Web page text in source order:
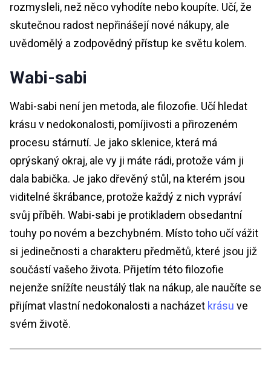
rozmysleli, než něco vyhodíte nebo koupíte. Učí, že
skutečnou radost nepřinášejí nové nákupy, ale
uvědomělý a zodpovědný přístup ke světu kolem.
Wabi-sabi
Wabi-sabi není jen metoda, ale filozofie. Učí hledat
krásu v nedokonalosti, pomíjivosti a přirozeném
procesu stárnutí. Je jako sklenice, která má
oprýskaný okraj, ale vy ji máte rádi, protože vám ji
dala babička. Je jako dřevěný stůl, na kterém jsou
viditelné škrábance, protože každý z nich vypráví
svůj příběh. Wabi-sabi je protikladem obsedantní
touhy po novém a bezchybném. Místo toho učí vážit
si jedinečnosti a charakteru předmětů, které jsou již
součástí vašeho života. Přijetím této filozofie
nejenže snížíte neustálý tlak na nákup, ale naučíte se
přijímat vlastní nedokonalosti a nacházet krásu ve
svém životě.